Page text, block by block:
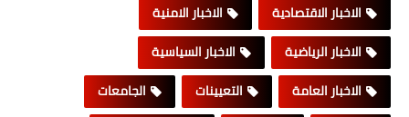
الاخبار الاقتصادية
الاخبار الامنية
الاخبار الرياضية
الاخبار السياسية
الاخبار العامة
التعيينات
الجامعات